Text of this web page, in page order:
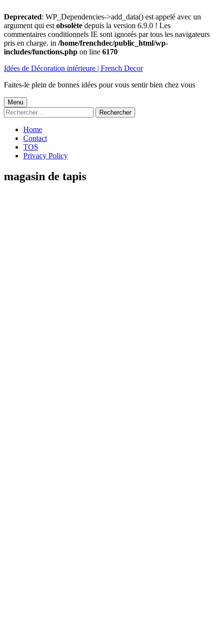
Deprecated: WP_Dependencies->add_data() est appelé avec un
argument qui est obsolète depuis la version 6.9.0 ! Les
commentaires conditionnels IE sont ignorés par tous les navigateurs
pris en charge. in /home/frenchdec/public_html/wp-
includes/functions.php on line 6170
au
Idées de Décoration intérieure | French Decor
Faites-le plein de bonnes idées pour vous sentir bien chez vous
Menu
principal
Menu
Rechercher :
Home
Contact
TOS
Privacy Policy
magasin de tapis